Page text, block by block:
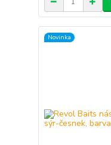
Novinka